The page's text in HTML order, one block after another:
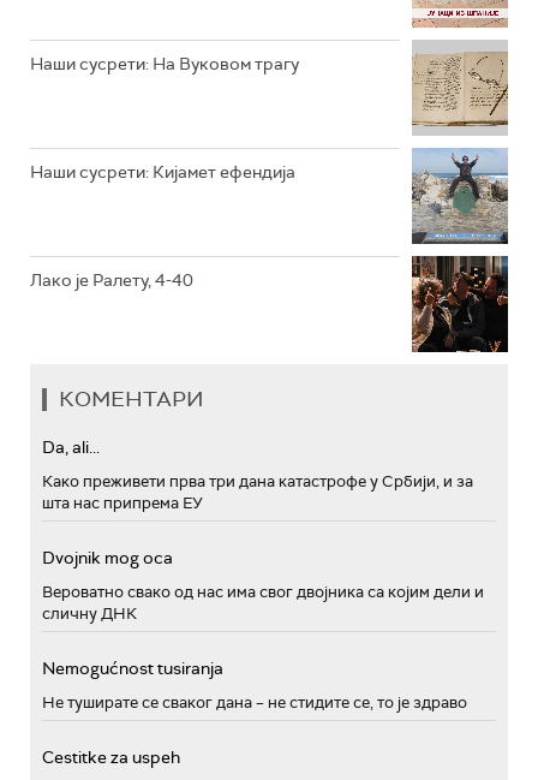
Наши сусрети: На Вуковом трагу
Наши сусрети: Кијамет ефендија
Лако је Ралету, 4-40
КОМЕНТАРИ
Da, ali...
Како преживети прва три дана катастрофе у Србији, и за
шта нас припрема ЕУ
Dvojnik mog oca
Вероватно свако од нас има свог двојника са којим дели и
сличну ДНК
Nemogućnost tusiranja
Не туширате се сваког дана – не стидите се, то је здраво
Cestitke za uspeh